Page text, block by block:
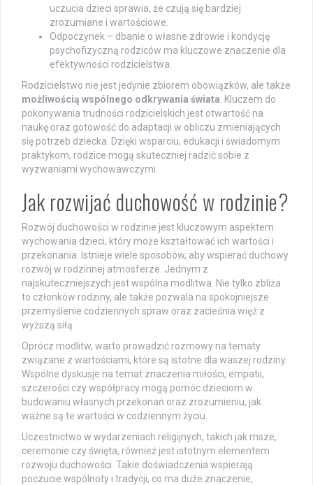
uczucia dzieci sprawia, że czują się bardziej
zrozumiane i wartościowe.
Odpoczynek – dbanie o własne zdrowie i kondycję
psychofizyczną rodziców ma kluczowe znaczenie dla
efektywności rodzicielstwa.
Rodzicielstwo nie jest jedynie zbiorem obowiązków, ale także
możliwością wspólnego odkrywania świata . Kluczem do
pokonywania trudności rodzicielskich jest otwartość na
naukę oraz gotowość do adaptacji w obliczu zmieniających
się potrzeb dziecka. Dzięki wsparciu, edukacji i świadomym
praktykom, rodzice mogą skuteczniej radzić sobie z
wyzwaniami wychowawczymi.
Jak rozwijać duchowość w rodzinie?
Rozwój duchowości w rodzinie jest kluczowym aspektem
wychowania dzieci, który może kształtować ich wartości i
przekonania. Istnieje wiele sposobów, aby wspierać duchowy
rozwój w rodzinnej atmosferze. Jednym z
najskuteczniejszych jest wspólna modlitwa. Nie tylko zbliża
to członków rodziny, ale także pozwala na spokojniejsze
przemyślenie codziennych spraw oraz zacieśnia więź z
wyższą siłą.
Oprócz modlitw, warto prowadzić rozmowy na tematy
związane z wartościami, które są istotne dla waszej rodziny.
Wspólne dyskusje na temat znaczenia miłości, empatii,
szczerości czy współpracy mogą pomóc dzieciom w
budowaniu własnych przekonań oraz zrozumieniu, jak
ważne są te wartości w codziennym życiu.
Uczestnictwo w wydarzeniach religijnych, takich jak msze,
ceremonie czy święta, również jest istotnym elementem
rozwoju duchowości. Takie doświadczenia wspierają
poczucie wspólnoty i tradycji, co ma duże znaczenie,